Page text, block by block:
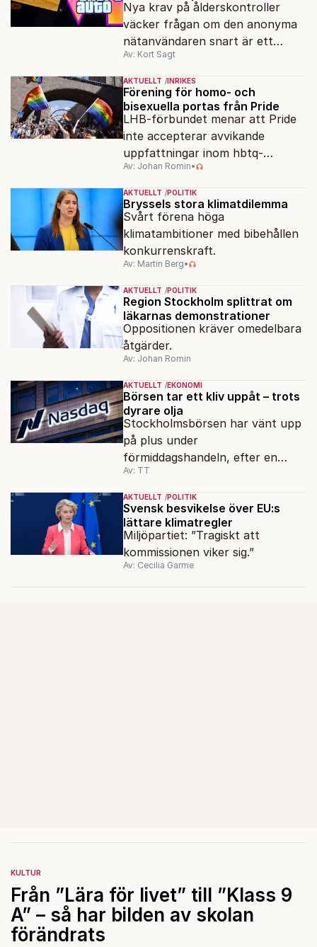
Nya krav på ålderskontroller
väcker frågan om den anonyma
nätanvändaren snart är ett
minne blott.
Av: Kort Sagt
AKTUELLT INRIKES
Förening för homo- och
bisexuella portas från Pride
LHB-förbundet menar att Pride
inte accepterar avvikande
uppfattningar inom hbtq-
rörelsen. "Vi har inga problem
med transpersoner", säger
ordföranden Linn Saarinen.
Av: Johan Romin•
AKTUELLT POLITIK
Bryssels stora klimatdilemma
Svårt förena höga
klimatambitioner med bibehållen
konkurrenskraft.
Av: Martin Berg•
AKTUELLT POLITIK
Region Stockholm splittrat om
läkarnas demonstrationer
Oppositionen kräver omedelbara
åtgärder.
Av: Johan Romin
AKTUELLT EKONOMI
Börsen tar ett kliv uppåt – trots
dyrare olja
Stockholmsbörsen har vänt upp
på plus under
förmiddagshandeln, efter en
inledning nedåt – trots ett högre
oljepris och AI-oro.
Av: TT
AKTUELLT POLITIK
Svensk besvikelse över EU:s
lättare klimatregler
Miljöpartiet: ”Tragiskt att
kommissionen viker sig.”
Av: Cecilia Garme
KULTUR
Från ”Lära för livet” till ”Klass 9
A” – så har bilden av skolan
förändrats